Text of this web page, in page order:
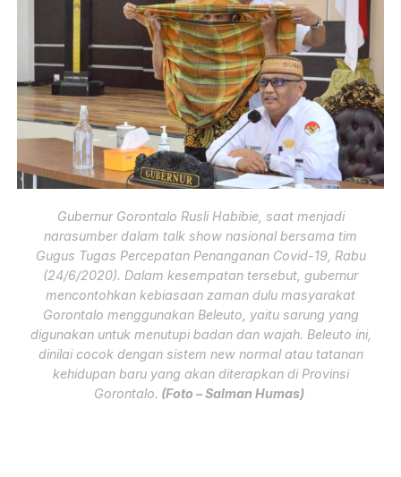
Gubernur Gorontalo Rusli Habibie, saat menjadi
narasumber dalam talk show nasional bersama tim
Gugus Tugas Percepatan Penanganan Covid-19, Rabu
(24/6/2020). Dalam kesempatan tersebut, gubernur
mencontohkan kebiasaan zaman dulu masyarakat
Gorontalo menggunakan Beleuto, yaitu sarung yang
digunakan untuk menutupi badan dan wajah. Beleuto ini,
dinilai cocok dengan sistem new normal atau tatanan
kehidupan baru yang akan diterapkan di Provinsi
Gorontalo. (Foto – Salman Humas)